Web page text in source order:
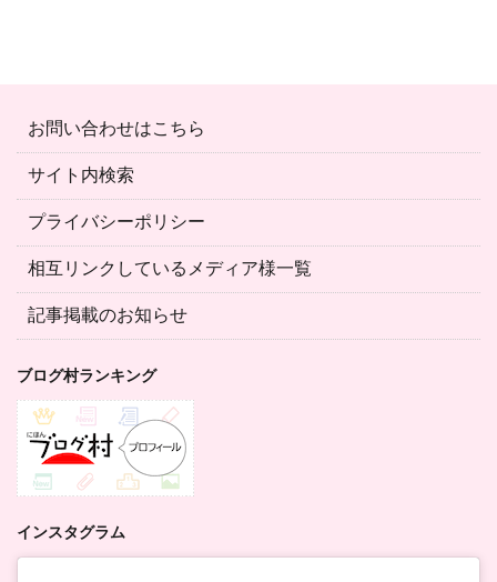
お問い合わせはこちら
サイト内検索
プライバシーポリシー
相互リンクしているメディア様一覧
記事掲載のお知らせ
ブログ村ランキング
インスタグラム